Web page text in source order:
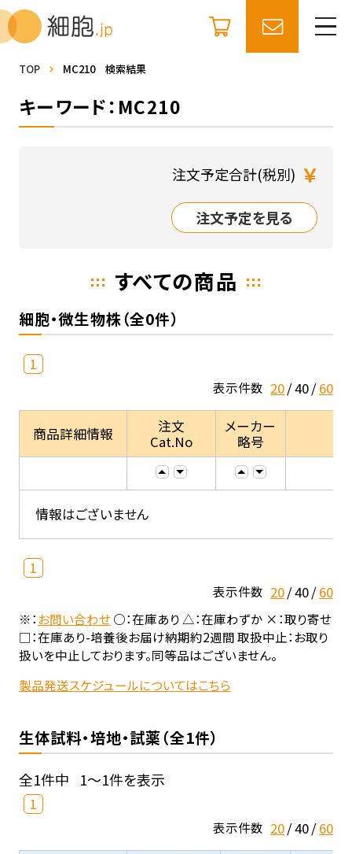
TOP MC210 検索結果
キーワード：MC210
注文予定合計(税別) ￥
注文予定を見る
すべての商品
細胞・微生物株（全0件）
1
表示件数 20 40 60
商品詳細情報
注文
Cat.No
メーカー
略号
情報はございません
1
表示件数 20 40 60
※：お問い合わせ○：在庫あり △：在庫わずか ×：取り寄せ
□：在庫あり-培養後お届け納期約2週間 取扱中止：お取り
扱いを中止しております。同等品はございません。
製品発送スケジュールについてはこちら
生体試料・培地・試薬（全1件）
全1件中 1～1件を表示
1
表示件数 20 40 60